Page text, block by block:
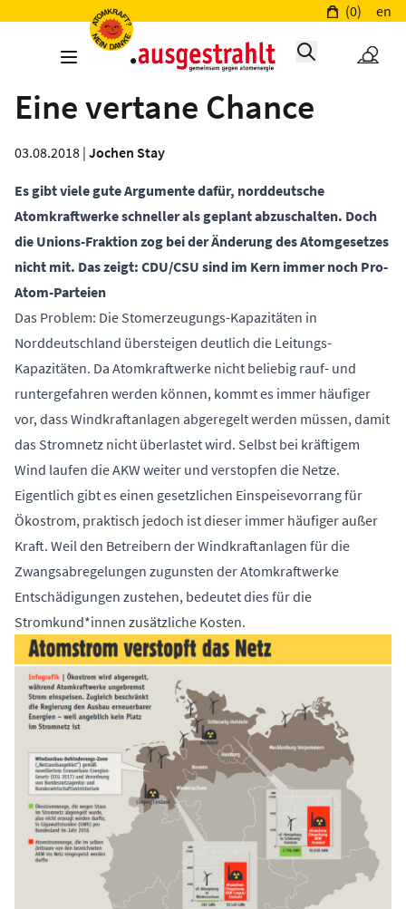
(0) en
Eine vertane Chance
03.08.2018 | Jochen Stay
Es gibt viele gute Argumente dafür, norddeutsche
Atomkraftwerke schneller als geplant abzuschalten. Doch
die Unions-Fraktion zog bei der Änderung des Atomgesetzes
nicht mit. Das zeigt: CDU/CSU sind im Kern immer noch Pro-
Atom-Parteien
Das Problem: Die Stomerzeugungs-Kapazitäten in
Norddeutschland übersteigen deutlich die Leitungs-
Kapazitäten. Da Atomkraftwerke nicht beliebig rauf- und
runtergefahren werden können, kommt es immer häufiger
vor, dass Windkraftanlagen abgeregelt werden müssen, damit
das Stromnetz nicht überlastet wird. Selbst bei kräftigem
Wind laufen die AKW weiter und verstopfen die Netze.
Eigentlich gibt es einen gesetzlichen Einspeisevorrang für
Ökostrom, praktisch jedoch ist dieser immer häufiger außer
Kraft. Weil den Betreibern der Windkraftanlagen für die
Zwangsabregelungen zugunsten der Atomkraftwerke
Entschädigungen zustehen, bedeutet dies für die
Stromkund*innen zusätzliche Kosten.